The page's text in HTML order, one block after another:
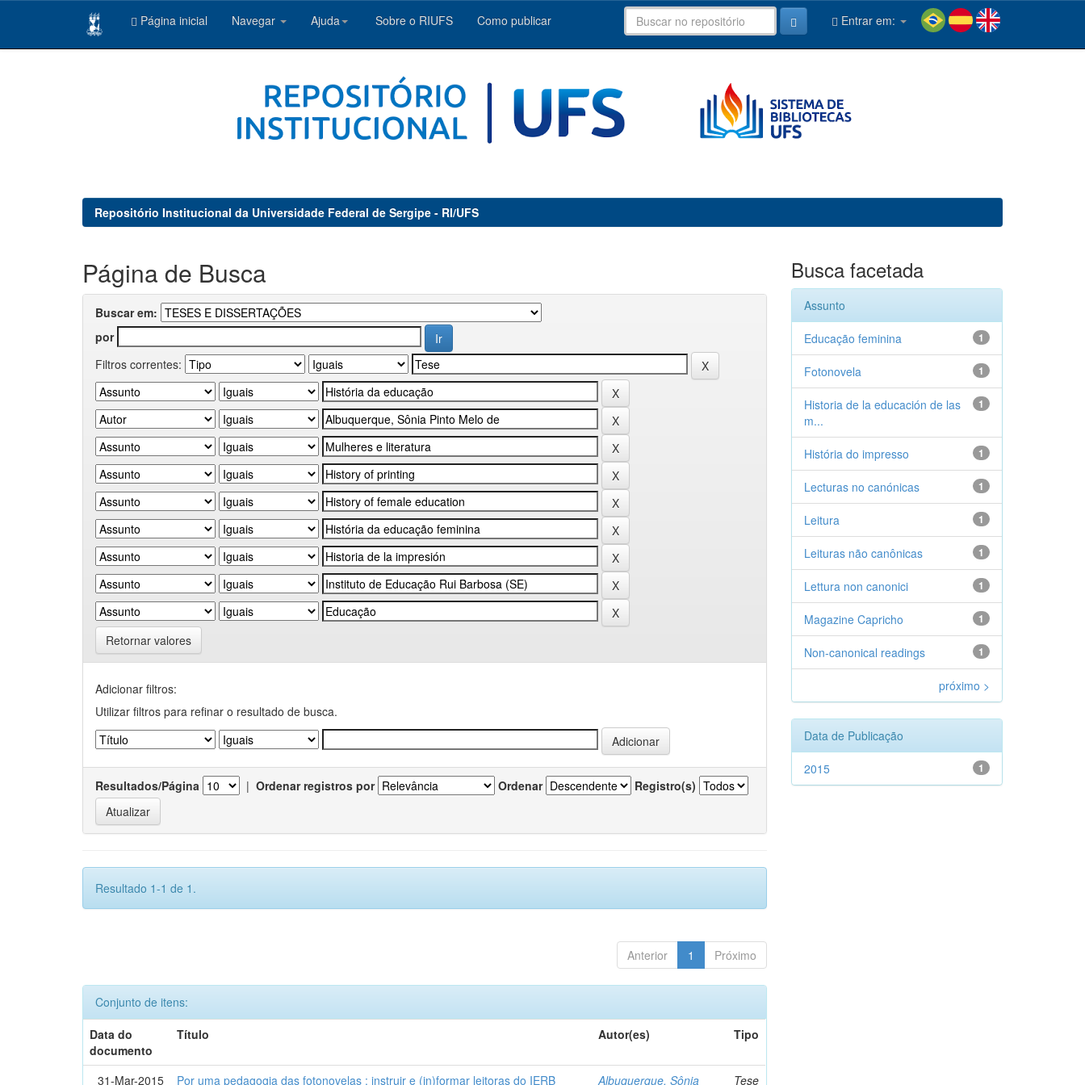
Página inicial Navegar Ajuda Sobre o RIUFS Como publicar Entrar em:
Repositório Institucional da Universidade Federal de Sergipe - RI/UFS
Página de Busca
Buscar em:
por
Filtros correntes:
Retornar valores
Adicionar filtros:
Utilizar filtros para refinar o resultado de busca.
Resultados/Página | Ordenar registros por Ordenar Registro(s)
Resultado 1-1 de 1.
Anterior 1 Próximo
Conjunto de itens:
Data do
documento
Título Autor(es) Tipo
31-Mar-2015 Por uma pedagogia das fotonovelas : instruir e (in)formar leitoras do IERB Albuquerque, Sônia Tese
Busca facetada
Assunto
1
Educação feminina
1
Fotonovela
1
Historia de la educación de las
m...
1
História do impresso
1
Lecturas no canónicas
1
Leitura
1
Leituras não canônicas
1
Lettura non canonici
1
Magazine Capricho
1
Non-canonical readings
próximo >
Data de Publicação
1
2015